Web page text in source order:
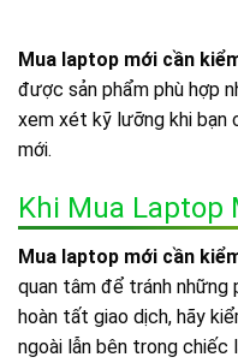
Mua laptop mới cần
được sản phẩm phù hợp
xem xét kỹ lưỡng khi bạn
mới.
Khi Mua Laptop
Mua laptop mới cần
quan tâm để tránh những
hoàn tất giao dịch, hãy
ngoài lẫn bên trong chiếc